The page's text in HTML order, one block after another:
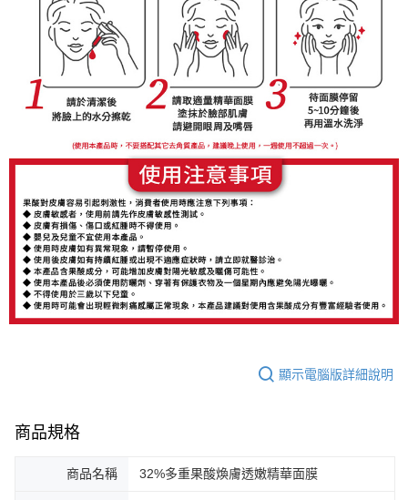
顯示電腦版詳細說明
商品規格
商品名稱 32%多重果酸煥膚透嫩精華面膜